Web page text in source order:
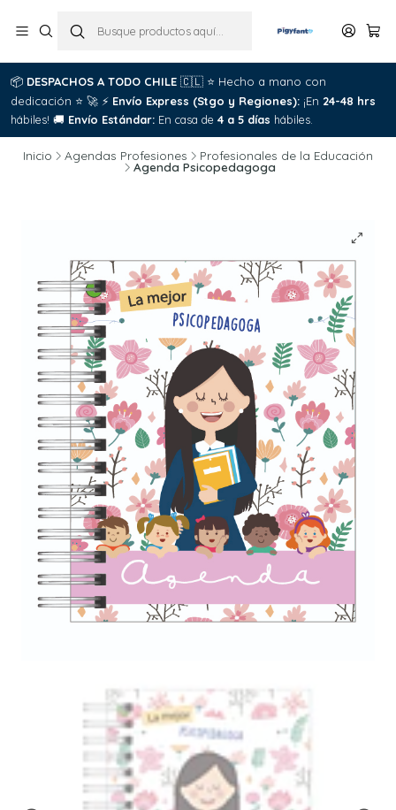
📦 DESPACHOS A TODO CHILE 🇨🇱 ⭐ Hecho a mano con
dedicación ⭐ 🚀 ⚡ Envío Express (Stgo y Regiones): ¡En 24-48 hrs
hábiles! 🚚 Envío Estándar: En casa de 4 a 5 días hábiles.
Inicio Agendas Profesiones Profesionales de la Educación
Agenda Psicopedagoga